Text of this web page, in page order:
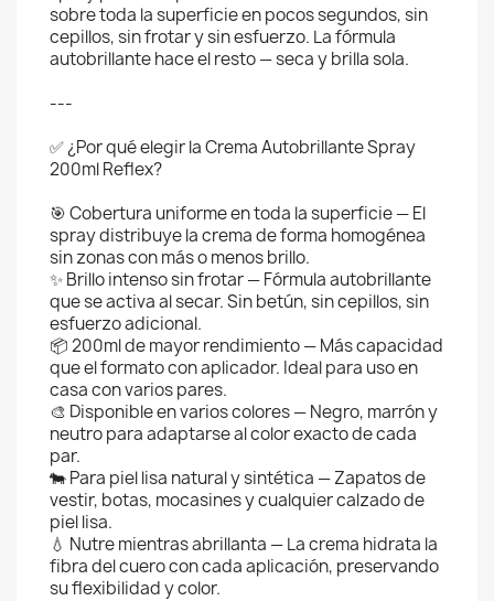
sobre toda la superficie en pocos segundos, sin
cepillos, sin frotar y sin esfuerzo. La fórmula
autobrillante hace el resto — seca y brilla sola.
---
✅ ¿Por qué elegir la Crema Autobrillante Spray
200ml Reflex?
🎯 Cobertura uniforme en toda la superficie — El
spray distribuye la crema de forma homogénea
sin zonas con más o menos brillo.
✨ Brillo intenso sin frotar — Fórmula autobrillante
que se activa al secar. Sin betún, sin cepillos, sin
esfuerzo adicional.
📦 200ml de mayor rendimiento — Más capacidad
que el formato con aplicador. Ideal para uso en
casa con varios pares.
🎨 Disponible en varios colores — Negro, marrón y
neutro para adaptarse al color exacto de cada
par.
🐄 Para piel lisa natural y sintética — Zapatos de
vestir, botas, mocasines y cualquier calzado de
piel lisa.
💧 Nutre mientras abrillanta — La crema hidrata la
fibra del cuero con cada aplicación, preservando
su flexibilidad y color.